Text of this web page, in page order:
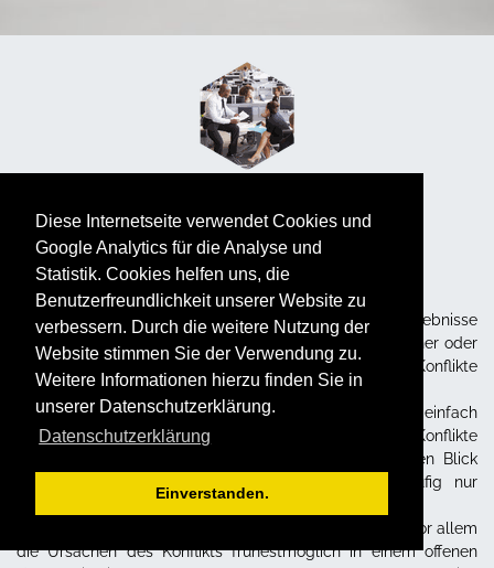
Diese Internetseite verwendet Cookies und
Google Analytics für die Analyse und
Statistik. Cookies helfen uns, die
Benutzerfreundlichkeit unserer Website zu
verbessern. Durch die weitere Nutzung der
Website stimmen Sie der Verwendung zu.
Weitere Informationen hierzu finden Sie in
unserer Datenschutzerklärung.
Datenschutzerklärung
Einverstanden.
Überblick
Wo Menschen miteinander agieren und Ziele und Ergebnisse
gemeinsam erreichen sollen und/oder wollen, sind früher oder
später Missverständnisse, Missstimmungen oder Konflikte
vorprogrammiert.
Konflikte können im Anfangsstadium noch relativ einfach
geklärt werden. Dabei ist zu beachten, dass Konflikte
komplexer und tiefergehender sind als auf den ersten Blick
erkennbar, so dass eine oberflächliche Lösung häufig nur
kurzfristig wirkt oder anhält.
Aus diesen Gründen ist es wichtig, die Symptome und vor allem
die Ursachen des Konflikts frühestmöglich in einem offenen